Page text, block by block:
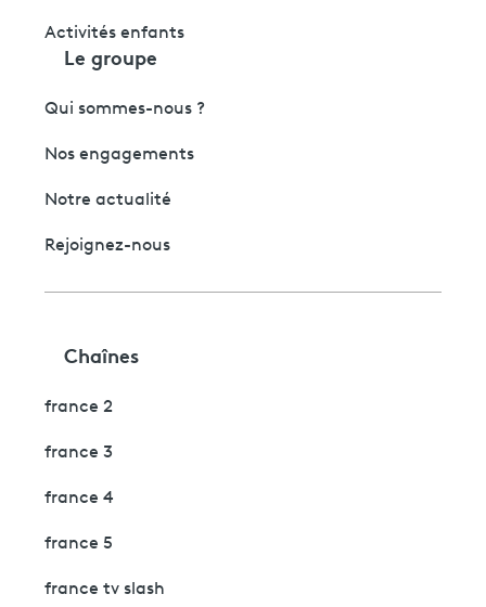
Activités enfants
Le groupe
Qui sommes-nous ?
Nos engagements
Notre actualité
Rejoignez-nous
Chaînes
france 2
france 3
france 4
france 5
france tv slash